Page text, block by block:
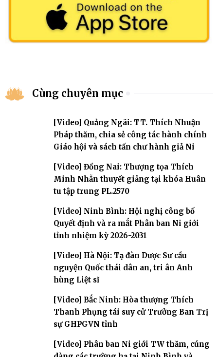
Cùng chuyên mục
[Video] Quảng Ngãi: TT. Thích Nhuận
Pháp thăm, chia sẻ công tác hành chính
Giáo hội và sách tấn chư hành giả Ni
[Video] Đồng Nai: Thượng tọa Thích
Minh Nhẫn thuyết giảng tại khóa Huân
tu tập trung PL.2570
[Video] Ninh Bình: Hội nghị công bố
Quyết định và ra mắt Phân ban Ni giới
tỉnh nhiệm kỳ 2026-2031
[Video] Hà Nội: Tạ đàn Dược Sư cầu
nguyện Quốc thái dân an, tri ân Anh
hùng Liệt sĩ
[Video] Bắc Ninh: Hòa thượng Thích
Thanh Phụng tái suy cử Trưởng Ban Trị
sự GHPGVN tỉnh
[Video] Phân ban Ni giới TW thăm, cúng